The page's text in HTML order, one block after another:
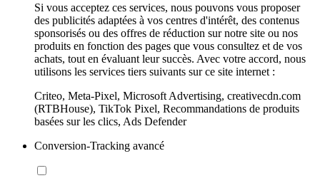
Si vous acceptez ces services, nous pouvons vous proposer
des publicités adaptées à vos centres d'intérêt, des contenus
sponsorisés ou des offres de réduction sur notre site ou nos
produits en fonction des pages que vous consultez et de vos
achats, tout en évaluant leur succès. Avec votre accord, nous
utilisons les services tiers suivants sur ce site internet :
Criteo, Meta-Pixel, Microsoft Advertising, creativecdn.com
(RTBHouse), TikTok Pixel, Recommandations de produits
basées sur les clics, Ads Defender
Conversion-Tracking avancé